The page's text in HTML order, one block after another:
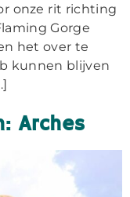
onze rit richting
Gorge
het over te
kunnen blijven
Arches